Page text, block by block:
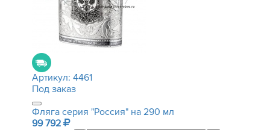
Артикул: 4461
Под заказ
Фляга серия "Россия" на 290 мл
99 792